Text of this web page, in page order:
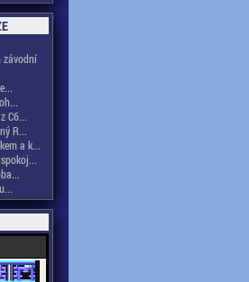
závodní
C6...
R...
a k...